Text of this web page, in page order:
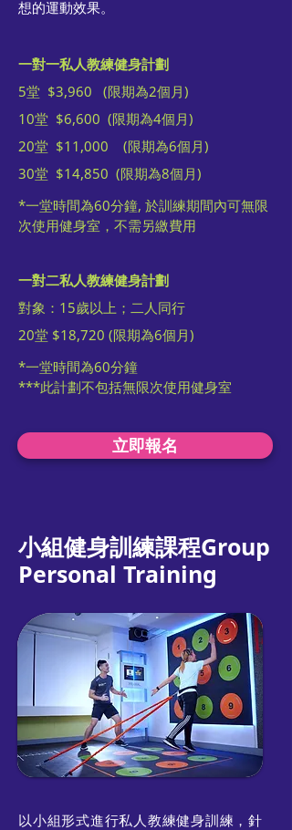
想的運動效果。
一對一私人教練健身計劃
5堂 $3,960 (限期為2個月)
10堂 $6,600 (限期為4個月)
20堂 $11,000 (限期為6個月)
30堂 $14,850 (限期為8個月)
*一堂時間為60分鐘, 於訓練期間內可無限
次使用健身室，不需另繳費用
一對二私人教練健身計劃
對象：15歲以上；二人同行
20堂 $18,720 (限期為6個月)
*一堂時間為60分鐘
***此計劃不包括無限次使用健身室
立即報名
小組健身訓練課程Group
Personal Training
以小組形式進行私人教練健身訓練，針